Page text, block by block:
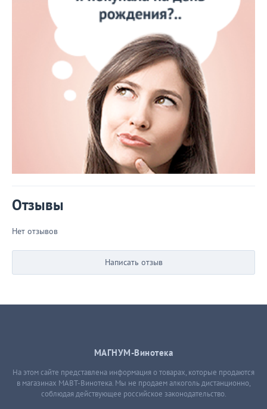
Отзывы
Нет отзывов
Написать отзыв
МАГНУМ-Винотека
На этом сайте представлена информация о товарах, которые продаются
в магазинах МАВТ-Винотека. Мы не продаем алкоголь дистанционно,
соблюдая действующее российское законодательство.